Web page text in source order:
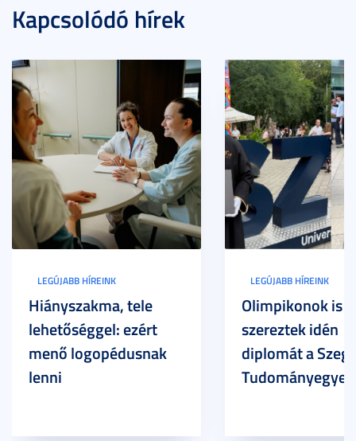
Kapcsolódó hírek
LEGÚJABB HÍREINK
Hiányszakma, tele
lehetőséggel: ezért
menő logopédusnak
lenni
LEGÚJABB HÍREINK
Olimpikonok is
szereztek idén
diplomát a